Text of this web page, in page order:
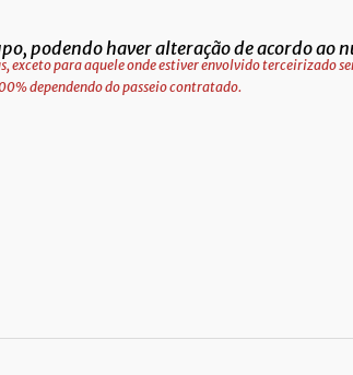
podendo haver alteração de acordo ao
exceto para aquele onde estiver envolvido terceirizado
dependendo do passeio contratado.